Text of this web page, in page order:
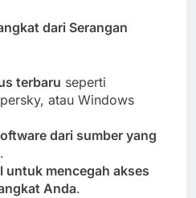
dari Serangan
terbaru seperti
atau Windows
dari sumber yang
.
untuk mencegah akses
Anda.